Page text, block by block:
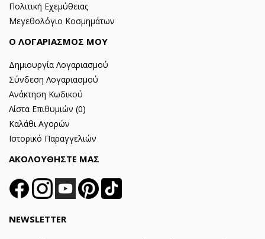
Πολιτική Εχεμύθειας
Μεγεθολόγιο Κοσμημάτων
Ο ΛΟΓΑΡΙΑΣΜΟΣ ΜΟΥ
Δημιουργία Λογαριασμού
Σύνδεση Λογαριασμού
Ανάκτηση Κωδικού
Λίστα Επιθυμιών (0)
Καλάθι Αγορών
Ιστορικό Παραγγελιών
ΑΚΟΛΟΥΘΗΣΤΕ ΜΑΣ
NEWSLETTER